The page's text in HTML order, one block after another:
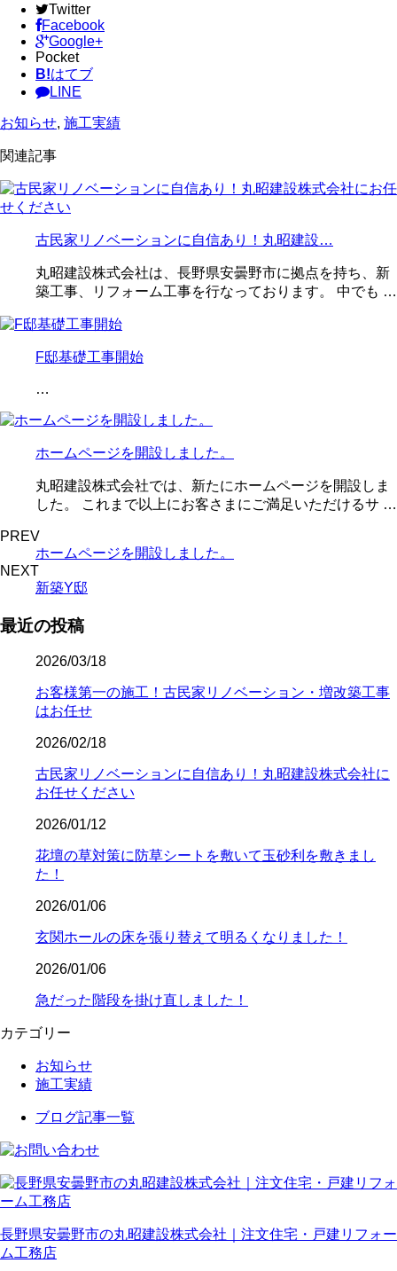
Twitter
Facebook
Google+
Pocket
B!はてブ
LINE
お知らせ, 施工実績
関連記事
古民家リノベーションに自信あり！丸昭建設…
丸昭建設株式会社は、長野県安曇野市に拠点を持ち、新
築工事、リフォーム工事を行なっております。 中でも …
F邸基礎工事開始
…
ホームページを開設しました。
丸昭建設株式会社では、新たにホームページを開設しま
した。 これまで以上にお客さまにご満足いただけるサ …
PREV
ホームページを開設しました。
NEXT
新築Y邸
最近の投稿
2026/03/18
お客様第一の施工！古民家リノベーション・増改築工事
はお任せ
2026/02/18
古民家リノベーションに自信あり！丸昭建設株式会社に
お任せください
2026/01/12
花壇の草対策に防草シートを敷いて玉砂利を敷きまし
た！
2026/01/06
玄関ホールの床を張り替えて明るくなりました！
2026/01/06
急だった階段を掛け直しました！
カテゴリー
お知らせ
施工実績
ブログ記事一覧
長野県安曇野市の丸昭建設株式会社｜注文住宅・戸建リフォー
ム工務店